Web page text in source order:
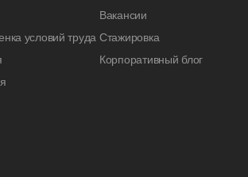
условий труда
Вакансии
Стажировка
Корпоративный блог